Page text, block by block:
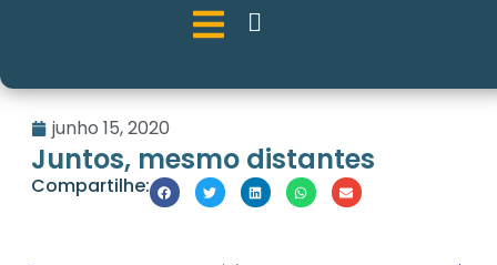
junho 15, 2020
Juntos, mesmo distantes
Compartilhe: